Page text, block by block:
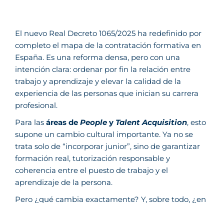
El nuevo Real Decreto 1065/2025 ha redefinido por
completo el mapa de la contratación formativa en
España. Es una reforma densa, pero con una
intención clara: ordenar por fin la relación entre
trabajo y aprendizaje y elevar la calidad de la
experiencia de las personas que inician su carrera
profesional.
Para las áreas de People y Talent Acquisition, esto
supone un cambio cultural importante. Ya no se
trata solo de “incorporar junior”, sino de garantizar
formación real, tutorización responsable y
coherencia entre el puesto de trabajo y el
aprendizaje de la persona.
Pero ¿qué cambia exactamente? Y, sobre todo, ¿en